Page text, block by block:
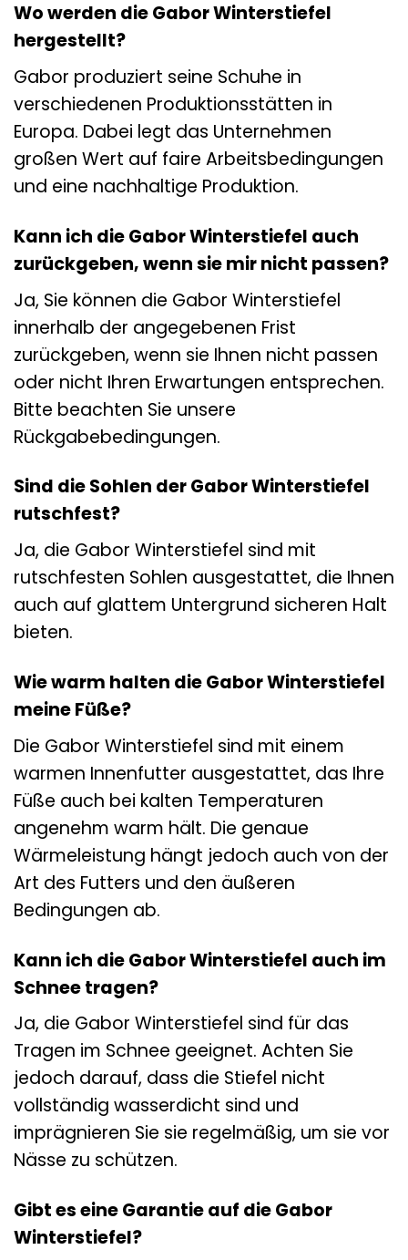
Wo werden die Gabor Winterstiefel
hergestellt?
Gabor produziert seine Schuhe in
verschiedenen Produktionsstätten in
Europa. Dabei legt das Unternehmen
großen Wert auf faire Arbeitsbedingungen
und eine nachhaltige Produktion.
Kann ich die Gabor Winterstiefel auch
zurückgeben, wenn sie mir nicht passen?
Ja, Sie können die Gabor Winterstiefel
innerhalb der angegebenen Frist
zurückgeben, wenn sie Ihnen nicht passen
oder nicht Ihren Erwartungen entsprechen.
Bitte beachten Sie unsere
Rückgabebedingungen.
Sind die Sohlen der Gabor Winterstiefel
rutschfest?
Ja, die Gabor Winterstiefel sind mit
rutschfesten Sohlen ausgestattet, die Ihnen
auch auf glattem Untergrund sicheren Halt
bieten.
Wie warm halten die Gabor Winterstiefel
meine Füße?
Die Gabor Winterstiefel sind mit einem
warmen Innenfutter ausgestattet, das Ihre
Füße auch bei kalten Temperaturen
angenehm warm hält. Die genaue
Wärmeleistung hängt jedoch auch von der
Art des Futters und den äußeren
Bedingungen ab.
Kann ich die Gabor Winterstiefel auch im
Schnee tragen?
Ja, die Gabor Winterstiefel sind für das
Tragen im Schnee geeignet. Achten Sie
jedoch darauf, dass die Stiefel nicht
vollständig wasserdicht sind und
imprägnieren Sie sie regelmäßig, um sie vor
Nässe zu schützen.
Gibt es eine Garantie auf die Gabor
Winterstiefel?